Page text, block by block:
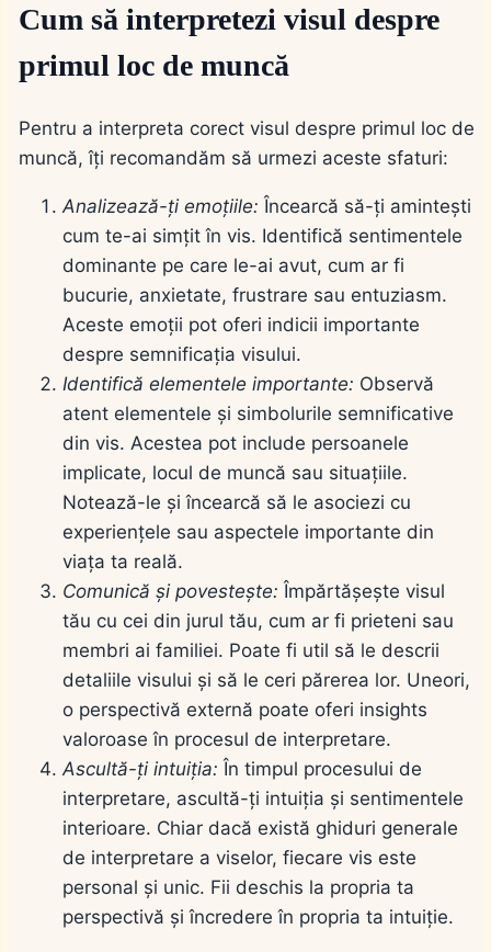
Cum să interpretezi visul despre
primul loc de muncă
Pentru a interpreta corect visul despre primul loc de
muncă, îți recomandăm să urmezi aceste sfaturi:
Analizează-ți emoțiile: Încearcă să-ți amintești
cum te-ai simțit în vis. Identifică sentimentele
dominante pe care le-ai avut, cum ar fi
bucurie, anxietate, frustrare sau entuziasm.
Aceste emoții pot oferi indicii importante
despre semnificația visului.
Identifică elementele importante: Observă
atent elementele și simbolurile semnificative
din vis. Acestea pot include persoanele
implicate, locul de muncă sau situațiile.
Notează-le și încearcă să le asociezi cu
experiențele sau aspectele importante din
viața ta reală.
Comunică și povestește: Împărtășește visul
tău cu cei din jurul tău, cum ar fi prieteni sau
membri ai familiei. Poate fi util să le descrii
detaliile visului și să le ceri părerea lor. Uneori,
o perspectivă externă poate oferi insights
valoroase în procesul de interpretare.
Ascultă-ți intuiția: În timpul procesului de
interpretare, ascultă-ți intuiția și sentimentele
interioare. Chiar dacă există ghiduri generale
de interpretare a viselor, fiecare vis este
personal și unic. Fii deschis la propria ta
perspectivă și încredere în propria ta intuiție.